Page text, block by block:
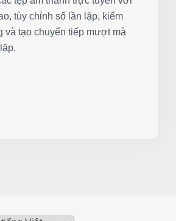
tùy chỉnh số lần lặp, kiểm
và tạo chuyển tiếp mượt mà